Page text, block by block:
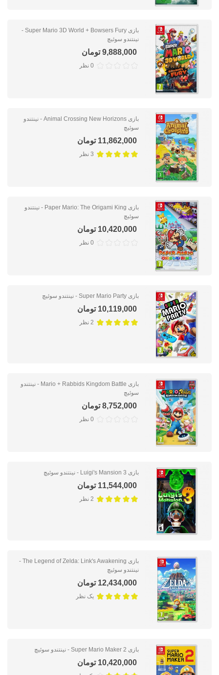
بازی Super Mario 3D World + Bowsers Fury -
نینتندو سوئيچ
9,888,000 تومان
0 نظر
بازی Animal Crossing New Horizons - نینتندو
سوئيچ
11,862,000 تومان
3 نظر
بازی Paper Mario: The Origami King - نینتندو
سوئيچ
10,420,000 تومان
0 نظر
بازی Super Mario Party - نینتندو سوئیچ
10,119,000 تومان
2 نظر
بازی Mario + Rabbids Kingdom Battle - نینتندو
سوئیچ
8,752,000 تومان
0 نظر
بازی Luigi's Mansion 3 - نینتندو سوئیچ
11,544,000 تومان
2 نظر
بازی The Legend of Zelda: Link's Awakening -
نینتندو سوئیچ
12,434,000 تومان
یک نظر
بازی Super Mario Maker 2 - نینتندو سوئیچ
10,420,000 تومان